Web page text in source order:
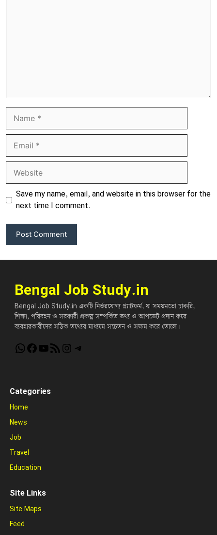
Save my name, email, and website in this browser for the
next time I comment.
Bengal Job Study.in
Bengal Job Study.in একটি নির্ভরযোগ্য প্ল্যাটফর্ম, যা সময়মতো চাকরি,
শিক্ষা, পরিবহন ও সরকারী প্রকল্প সম্পর্কিত তথ্য ও আপডেট প্রদান করে
ব্যবহারকারীদের সঠিক তথ্যের মাধ্যমে সচেতন ও সক্ষম করে তোলে।
WhatsApp
Facebook
YouTube
RSS FeedInstagram
Telegram
Categories
Home
News
Job
Travel
Education
Site Links
Site Maps
Feed